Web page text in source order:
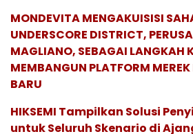
MONDEVITA MENGAKUISISI
UNDERSCORE DISTRICT,
MAGLIANO, SEBAGAI LANGKAH
MEMBANGUN PLATFORM
BARU
HIKSEMI Tampilkan Solusi
untuk Seluruh Skenario di